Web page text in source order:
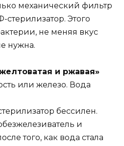
механический фильтр
Этого
не меняя вкус
нужна.
и ржавая»
или железо. Вода
бессилен.
и
того, как вода стала